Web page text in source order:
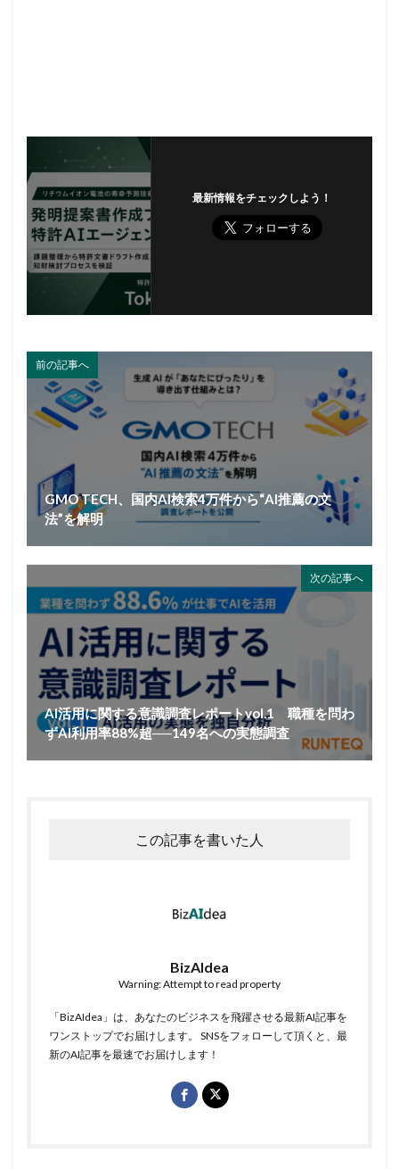
最新情報をチェックしよう！
前の記事へ
GMO TECH、国内AI検索4万件から“AI推薦の文
法”を解明
次の記事へ
AI活用に関する意識調査レポートvol.1 職種を問わ
ずAI利用率88%超──149名への実態調査
この記事を書いた人
BizAIdea
Warning: Attempt to read property
「BizAIdea」は、あなたのビジネスを飛躍させる最新AI記事を
ワンストップでお届けします。 SNSをフォローして頂くと、最
新のAI記事を最速でお届けします！